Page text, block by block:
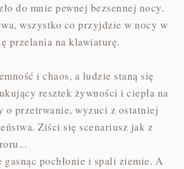
do mnie pewnej bezsennej nocy.
wszystko co przyjdzie w nocy w
przelania na klawiaturę.
i chaos, a ludzie staną się
resztek żywności i ciepła na
o przetrwanie, wyzuci z ostatniej
Ziści się scenariusz jak z
gasnąc pochłonie i spali ziemie. A